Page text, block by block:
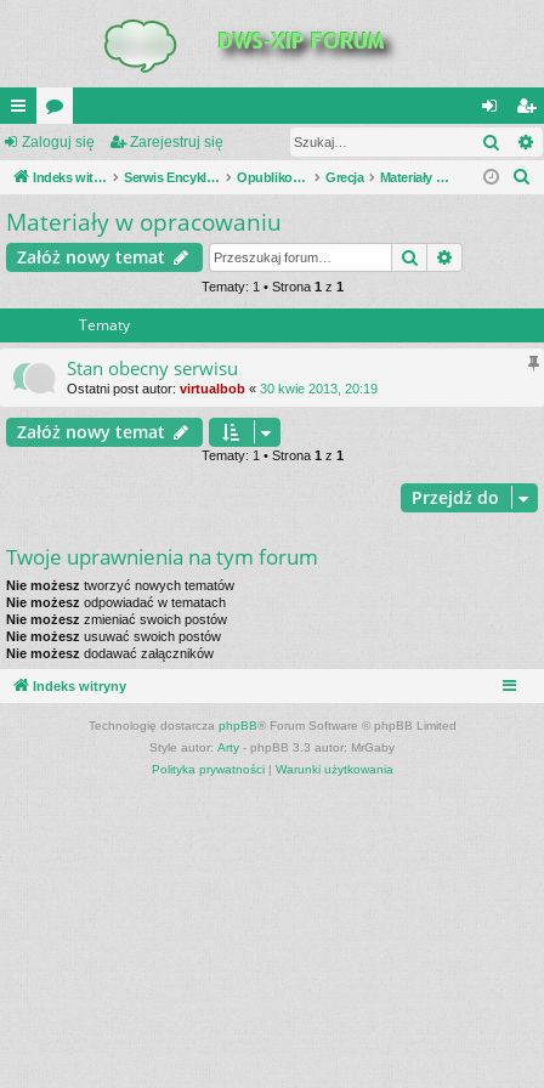
UI
C
K
_L
or
a
al
og
ar
ej
ę
Zaloguj się Zarejestruj się
Indeks witryny Serwis Encyklopedia Uzbrojenia Opublikowane zestawienia Grecja Materiały w opracowaniu
j
Materiały w opracowaniu
Załóż nowy temat Szukaj
Tematy: 1 • Strona 1 z 1
Tematy
Stan obecny serwisu
Ostatni post autor: virtualbob « 30 kwie 2013, 20:19
Załóż nowy temat
Tematy: 1 • Strona 1 z 1
Przejdź do
Twoje uprawnienia na tym forum
Nie możesz tworzyć nowych tematów
Nie możesz odpowiadać w tematach
Nie możesz zmieniać swoich postów
Nie możesz usuwać swoich postów
Nie możesz dodawać załączników
Indeks witryny
Technologię dostarcza phpBB® Forum Software © phpBB Limited
Style autor: Arty - phpBB 3.3 autor: MrGaby
Polityka prywatności| Warunki użytkowania